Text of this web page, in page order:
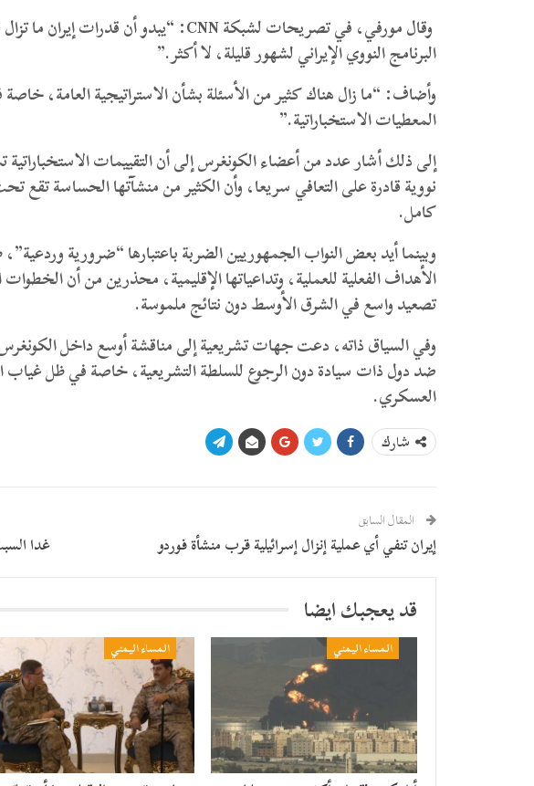
وقال مورفي، في تصريحات لشبكةCNN: “يبدو أن قدرات إيران ما
البرنامج النووي الإيراني لشهور قليلة، لا أكثر.”
وأضاف: “ما زال هناك كثير من الأسئلة بشأن الاستراتيجية العامة،
المعطيات الاستخباراتية.”
إلى ذلكأشار عدد من أعضاء الكونغرس إلى أن التقييمات الاستخباراتية
نووية قادرة على التعافي سريعا، وأن الكثير من منشآتها الحساسة
كامل.
وبينما أيد بعض النواب الجمهوريين الضربة باعتبارها “ضرورية
الأهداف الفعلية للعملية، وتداعياتها الإقليمية، محذرين من أن
تصعيد واسع في الشرق الأوسط دون نتائج ملموسة.
وفي السياق ذاته، دعت جهات تشريعية إلى مناقشة أوسع داخل
ضد دول ذات سيادة دون الرجوع للسلطة التشريعية، خاصة في ظل غياب
العسكري.
شارك
المقال السابق
إيران تنفي أي عملية إنزال إسرائيلية قرب منشأة فوردو غدا
قد يعجبك ايضا
المساء اليمني المساء اليمني